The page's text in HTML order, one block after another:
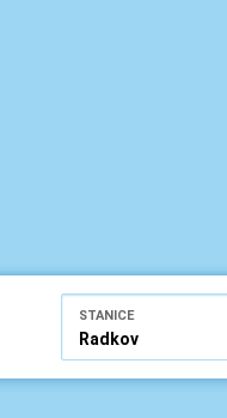
STANICE